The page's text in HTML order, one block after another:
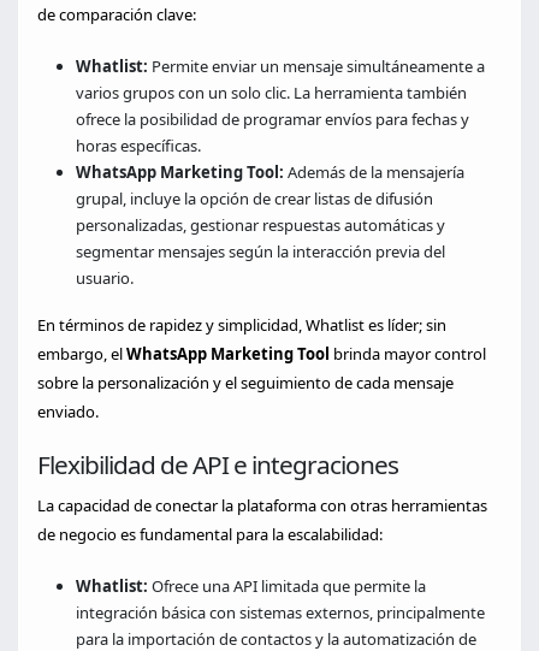
de comparación clave:
Whatlist: Permite enviar un mensaje simultáneamente a
varios grupos con un solo clic. La herramienta también
ofrece la posibilidad de programar envíos para fechas y
horas específicas.
WhatsApp Marketing Tool: Además de la mensajería
grupal, incluye la opción de crear listas de difusión
personalizadas, gestionar respuestas automáticas y
segmentar mensajes según la interacción previa del
usuario.
En términos de rapidez y simplicidad, Whatlist es líder; sin
embargo, elWhatsApp Marketing Tool brinda mayor control
sobre la personalización y el seguimiento de cada mensaje
enviado.
Flexibilidad de API e integraciones
La capacidad de conectar la plataforma con otras herramientas
de negocio es fundamental para la escalabilidad:
Whatlist: Ofrece una API limitada que permite la
integración básica con sistemas externos, principalmente
para la importación de contactos y la automatización de